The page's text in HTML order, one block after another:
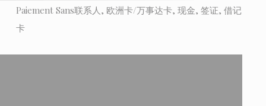
Paiement Sans联系人, 欧洲卡/万事达卡, 现金, 签证, 借记
卡